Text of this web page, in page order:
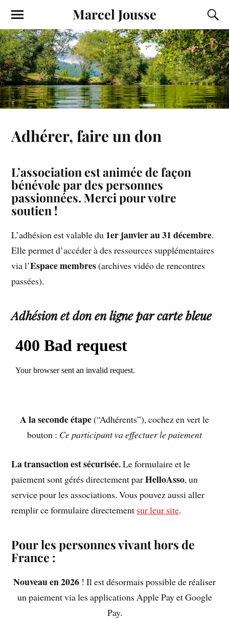
Marcel Jousse
Adhérer, faire un don
L’association est animée de façon
bénévole par des personnes
passionnées. Merci pour votre
soutien !
L’adhésion est valable du 1er janvier au 31 décembre.
Elle permet d’accéder à des ressources supplémentaires
via l’Espace membres(archives vidéo de rencontres
passées).
Adhésion et don en ligne par carte bleue
A la seconde étape(“Adhérents”), cochez en vert le
bouton : Ce participant va effectuer le paiement
La transaction est sécurisée.Le formulaire et le
paiement sont gérés directement parHelloAsso, un
service pour les associations. Vous pouvez aussi aller
remplir ce formulaire directement sur leur site.
Pour les personnes vivant hors de
France :
Nouveau en 2026 ! Il est désormais possible de réaliser
un paiement via les applications Apple Pay et Google
Pay.